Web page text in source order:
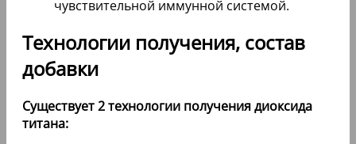
чувствительной иммунной системой.
Технологии получения, состав
добавки
Существует 2 технологии получения диоксида
титана: